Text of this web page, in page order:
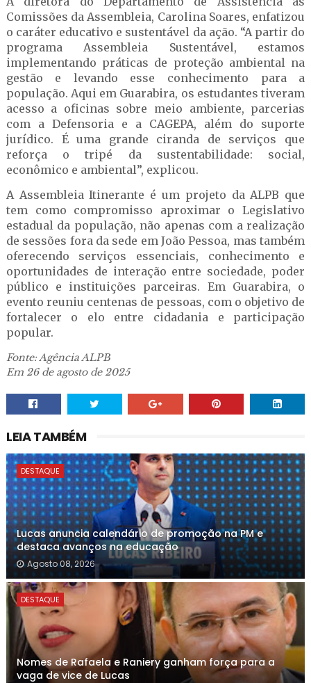
Comissões da Assembleia, Carolina Soares, enfatizou
o caráter educativo e sustentável da ação. “A partir do
programa Assembleia Sustentável, estamos
implementando práticas de proteção ambiental na
gestão e levando esse conhecimento para a
população. Aqui em Guarabira, os estudantes tiveram
acesso a oficinas sobre meio ambiente, parcerias
com a Defensoria e a CAGEPA, além do suporte
jurídico. É uma grande ciranda de serviços que
reforça o tripé da sustentabilidade: social,
econômico e ambiental”, explicou.
A Assembleia Itinerante é um projeto da ALPB que
tem como compromisso aproximar o Legislativo
estadual da população, não apenas com a realização
de sessões fora da sede em João Pessoa, mas também
oferecendo serviços essenciais, conhecimento e
oportunidades de interação entre sociedade, poder
público e instituições parceiras. Em Guarabira, o
evento reuniu centenas de pessoas, com o objetivo de
fortalecer o elo entre cidadania e participação
popular.
Fonte: Agência ALPB
Em 26 de agosto de 2025
LEIA TAMBÉM
DESTAQUE
Lucas anuncia calendário de promoção na PM e
destaca avanços na educação
Agosto 08, 2026
DESTAQUE
Nomes de Rafaela e Raniery ganham força para a
vaga de vice de Lucas